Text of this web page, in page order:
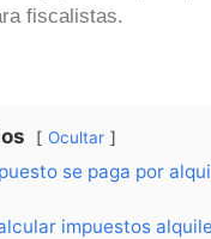
fiscalistas.
Ocultar
se paga por
impuestos